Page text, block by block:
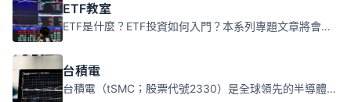
ETF教室
ETF是什麼？ETF投資如何入門？本系列專題文章將會告訴你新手必須知道的ETF基礎知識。
台積電
台積電（tSMC；股票代號2330）是全球領先的半導體代工公司，成立於1987年，總部位於台灣新竹。且已於美國、日本、德國及中國設廠，台積電是全球首家專業積體電路製造服務公司，也是全球最先進和最大規模的半導體代工廠。